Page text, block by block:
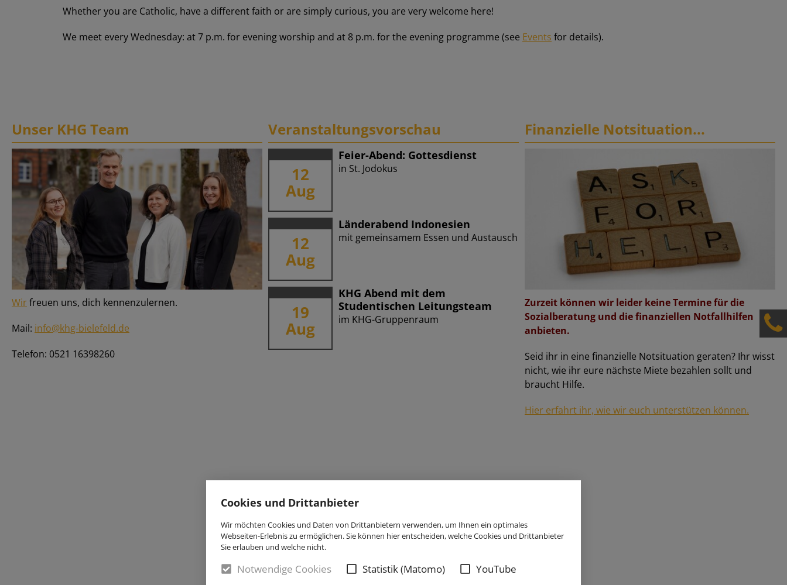
Cookies und Drittanbieter
Wir möchten Cookies und Daten von Drittanbietern verwenden, um Ihnen ein optimales
Webseiten-Erlebnis zu ermöglichen. Sie können hier entscheiden, welche Cookies und Drittanbieter
Sie erlauben und welche nicht.
Notwendige Cookies Statistik (Matomo) YouTube
Whether you are Catholic, have a different faith or are simply curious, you are very welcome here!
We meet every Wednesday: at 7 p.m. for evening worship and at 8 p.m. for the evening programme (see Events for details).
Unser KHG Team
Wirfreuen uns, dich kennenzulernen.
Mail: info@khg-bielefeld.de
Telefon: 0521 16398260
Veranstaltungsvorschau
12
Aug
Feier-Abend: Gottesdienst
in St. Jodokus
12
Aug
Länderabend Indonesien
mit gemeinsamem Essen und Austausch
19
Aug
KHG Abend mit dem
Studentischen Leitungsteam
im KHG-Gruppenraum
Finanzielle Notsituation...
Zurzeit können wir leider keine Termine für die
Sozialberatung und die finanziellen Notfallhilfen
anbieten.
Seid ihr in eine finanzielle Notsituation geraten? Ihr wisst
nicht, wie ihr eure nächste Miete bezahlen sollt und
braucht Hilfe.
Hier erfahrt ihr, wie wir euch unterstützen können.